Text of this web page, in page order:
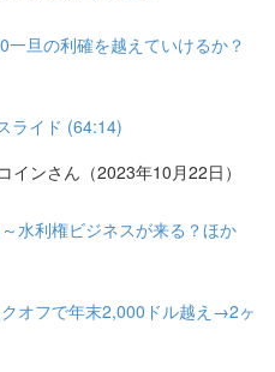
旦の利確を越えていけるか？
ライド (64:14)
インさん（2023年10月22日）
水利権ビジネスが来る？ほか
オフで年末2,000ドル越え→2ヶ